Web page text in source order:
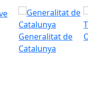
Generalitat de
Catalunya